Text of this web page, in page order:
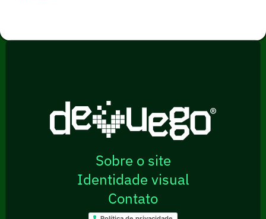
Sobre o site
Identidade visual
Contato